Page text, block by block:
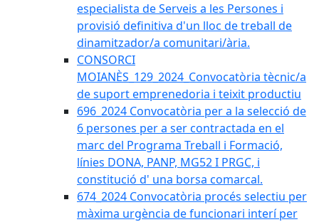
especialista de Serveis a les Persones i
provisió definitiva d'un lloc de treball de
dinamitzador/a comunitari/ària.
CONSORCI
MOIANÈS_129_2024_Convocatòria tècnic/a
de suport emprenedoria i teixit productiu
696_2024 Convocatòria per a la selecció de
6 persones per a ser contractada en el
marc del Programa Treball i Formació,
línies DONA, PANP, MG52 I PRGC, i
constitució d' una borsa comarcal.
674_2024 Convocatòria procés selectiu per
màxima urgència de funcionari interí per